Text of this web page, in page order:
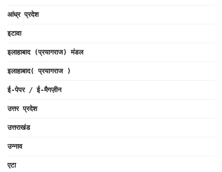
आंध्र प्रदेश
इटावा
इलाहाबाद (प्रयागराज) मंडल
इलाहाबाद( प्रयागराज )
ई-पेपर / ई-मैगज़ीन
उत्तर प्रदेश
उत्तराखंड
उन्नाव
एटा